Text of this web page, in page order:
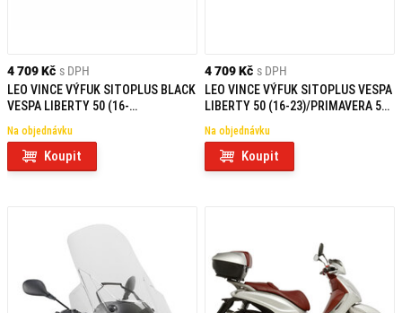
4 709 Kč s DPH
LEO VINCE VÝFUK SITOPLUS BLACK
VESPA LIBERTY 50 (16-
50 (14-23)/ZIP 50 (18-23)
Na objednávku
Koupit
4 709 Kč s DPH
LEO VINCE VÝFUK SITOPLUS VESPA
LIBERTY 50 (16-23)/PRIMAVERA 50
(18-23)
Na objednávku
Koupit